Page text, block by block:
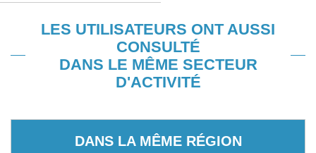
LES UTILISATEURS ONT AUSSI
CONSULTÉ
DANS LE MÊME SECTEUR
D'ACTIVITÉ
DANS LA MÊME RÉGION